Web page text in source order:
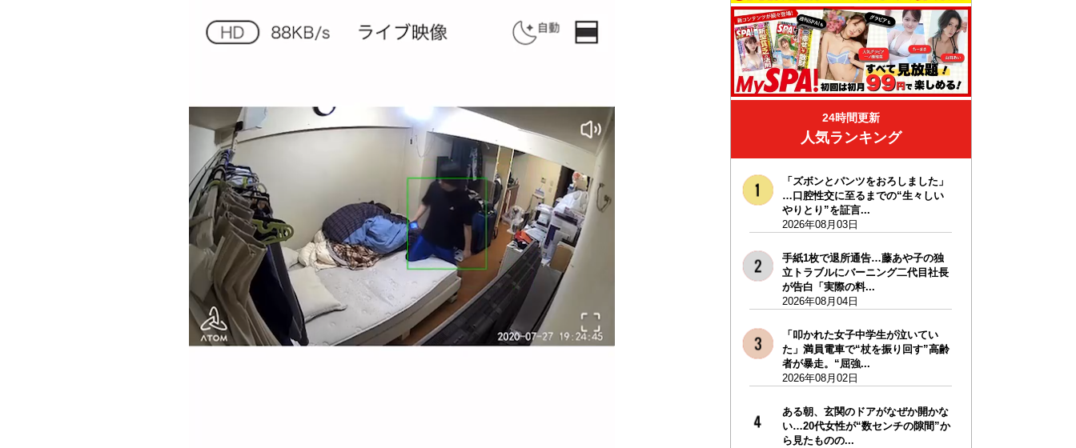
24時間更新
人気ランキング
「ズボンとパンツをおろしました」
…口腔性交に至るまでの“生々しい
やりとり”を証言...
2026年08月03日
手紙1枚で退所通告…藤あや子の独
立トラブルにバーニング二代目社長
が告白「実際の料...
2026年08月04日
「叩かれた女子中学生が泣いてい
た」満員電車で“杖を振り回す”高齢
者が暴走。“屈強...
2026年08月02日
ある朝、玄関のドアがなぜか開かな
い…20代女性が“数センチの隙間”か
ら見たものの...